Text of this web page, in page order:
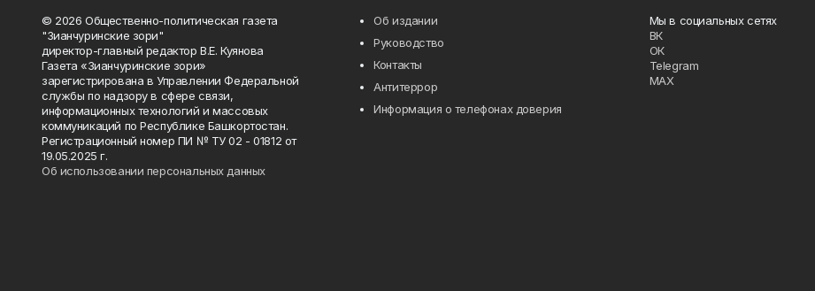
© 2026 Общественно-политическая газета
"Зианчуринские зори"
директор-главный редактор В.Е. Куянова
Газета «Зианчуринские зори»
зарегистрирована в Управлении Федеральной
службы по надзору в сфере связи,
информационных технологий и массовых
коммуникаций по Республике Башкортостан.
Регистрационный номер ПИ № ТУ 02 - 01812 от
19.05.2025 г.
Об использовании персональных данных
Об издании
Руководство
Контакты
Антитеррор
Информация о телефонах доверия
Мы в социальных сетях
ВК
ОК
Telegram
MAX